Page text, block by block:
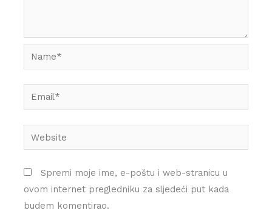
Name*
Email*
Website
Spremi moje ime, e-poštu i web-stranicu u
ovom internet pregledniku za sljedeći put kada
budem komentirao.